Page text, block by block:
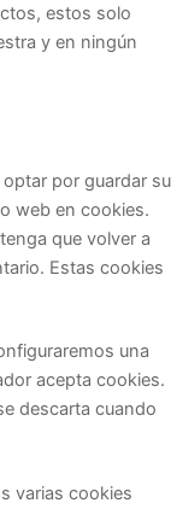
estos solo
y en ningún
por guardar su
web en cookies.
que volver a
Estas cookies
una
acepta cookies.
descarta cuando
varias cookies